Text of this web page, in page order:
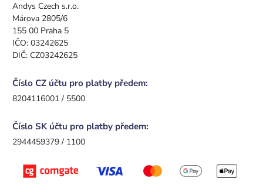
Andys Czech s.r.o.
Márova 2805/6
155 00 Praha 5
IČO: 03242625
DIČ: CZ03242625
Číslo CZ účtu pro platby předem:
8204116001 / 5500
Číslo SK účtu pro platby předem:
2944459379 / 1100